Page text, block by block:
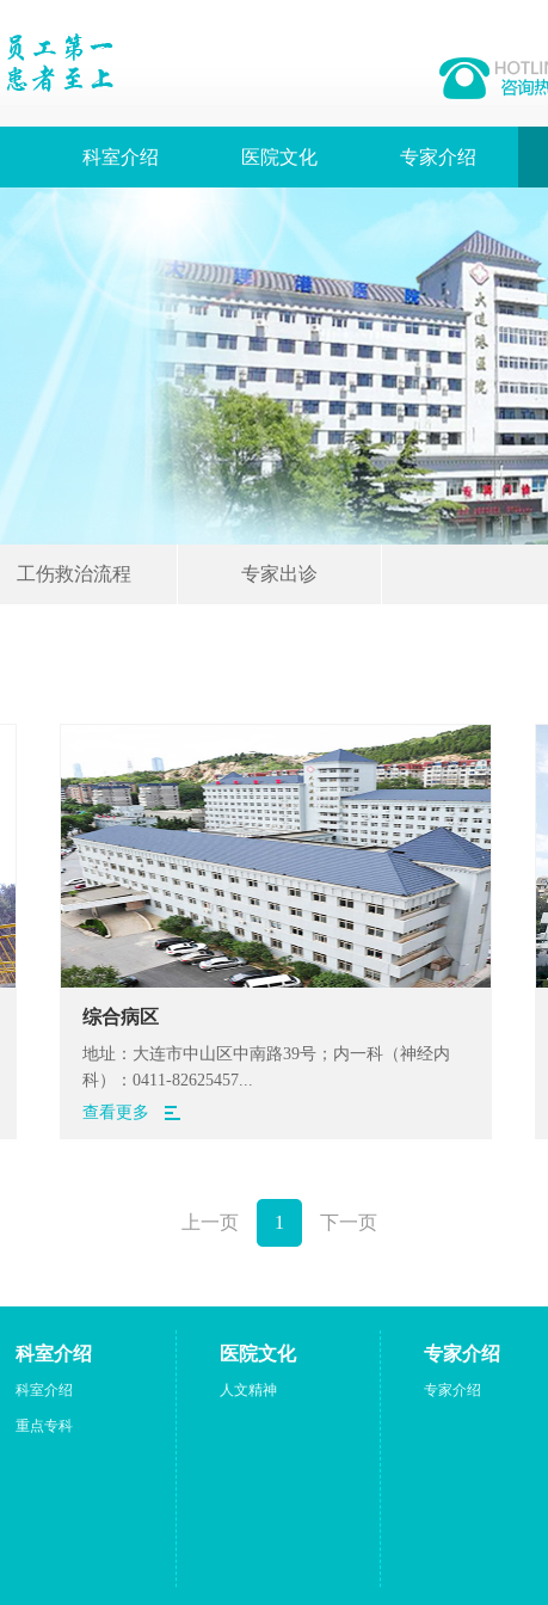
科室介绍 医院文化 专家介绍
工伤救治流程 专家出诊
综合病区
地址：大连市中山区中南路39号；内一科（神经内
科）：0411-82625457...
查看更多
上一页 1 下一页
科室介绍
科室介绍
重点专科
医院文化
人文精神
专家介绍
专家介绍